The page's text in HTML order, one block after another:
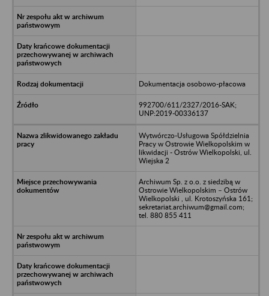
Dokumentacja osobowo-płacowa
992700/611/2327/2016-SAK;
UNP:2019-00336137
Wytwórczo-Usługowa Spółdzielnia
Pracy w Ostrowie Wielkopolskim w
likwidacji - Ostrów Wielkopolski, ul.
Wiejska 2
Archiwum Sp. z o.o. z siedzibą w
Ostrowie Wielkopolskim – Ostrów
Wielkopolski , ul. Krotoszyńska 161;
sekretariat.archiwum@gmail.com;
tel. 880 855 411